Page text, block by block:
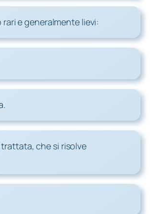
e generalmente lievi:
che si risolve